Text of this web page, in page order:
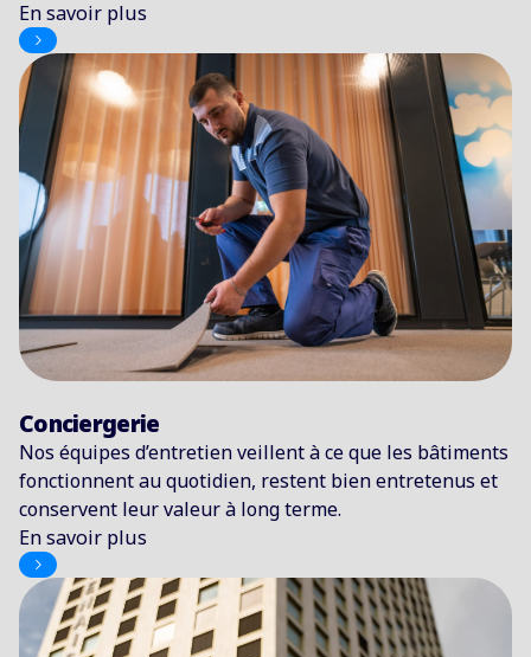
En savoir plus
Conciergerie
Nos équipes d’entretien veillent à ce que les bâtiments
fonctionnent au quotidien, restent bien entretenus et
conservent leur valeur à long terme.
En savoir plus